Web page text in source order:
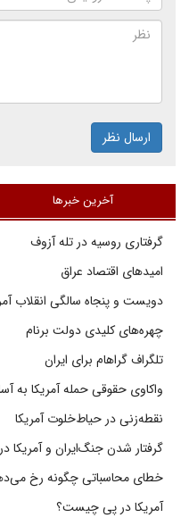
ارسال نظر
آخرین خبرها
گرفتاری روسیه در تله آزوف
امیدهای اقتصاد عراق
دویست و پنجاه سالگی انقلاب
چهره‌های کلیدی دولت برنام
تلگراف گراهام برای ایران
واکاوی حقوقی حمله آمریکا به
نقطه‌زنی در حیاط‌خلوت آمریکا
گرفتار شدن جنگ‌ایران و
خطای محاسباتی چگونه رخ
آمریکا در پی چیست؟